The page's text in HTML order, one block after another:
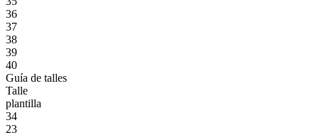
36
37
38
39
40
Guía de talles
Talle
plantilla
34
23